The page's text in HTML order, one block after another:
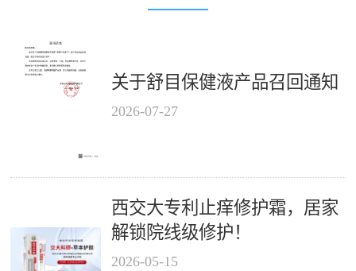
关于舒目保健液产品召回通知
2026-07-27
西交大专利止痒修护霜，居家
解锁院线级修护！
2026-05-15